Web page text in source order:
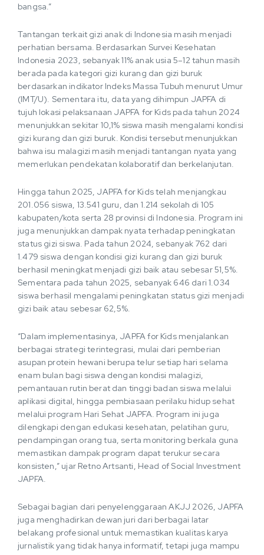
bangsa.”
Tantangan terkait gizi anak di Indonesia masih menjadi
perhatian bersama. Berdasarkan Survei Kesehatan
Indonesia 2023, sebanyak 11% anak usia 5–12 tahun masih
berada pada kategori gizi kurang dan gizi buruk
berdasarkan indikator Indeks Massa Tubuh menurut Umur
(IMT/U). Sementara itu, data yang dihimpun JAPFA di
tujuh lokasi pelaksanaan JAPFA for Kids pada tahun 2024
menunjukkan sekitar 10,1% siswa masih mengalami kondisi
gizi kurang dan gizi buruk. Kondisi tersebut menunjukkan
bahwa isu malagizi masih menjadi tantangan nyata yang
memerlukan pendekatan kolaboratif dan berkelanjutan.
Hingga tahun 2025, JAPFA for Kids telah menjangkau
201.056 siswa, 13.541 guru, dan 1.214 sekolah di 105
kabupaten/kota serta 28 provinsi di Indonesia. Program ini
juga menunjukkan dampak nyata terhadap peningkatan
status gizi siswa. Pada tahun 2024, sebanyak 762 dari
1.479 siswa dengan kondisi gizi kurang dan gizi buruk
berhasil meningkat menjadi gizi baik atau sebesar 51,5%.
Sementara pada tahun 2025, sebanyak 646 dari 1.034
siswa berhasil mengalami peningkatan status gizi menjadi
gizi baik atau sebesar 62,5%.
“Dalam implementasinya, JAPFA for Kids menjalankan
berbagai strategi terintegrasi, mulai dari pemberian
asupan protein hewani berupa telur setiap hari selama
enam bulan bagi siswa dengan kondisi malagizi,
pemantauan rutin berat dan tinggi badan siswa melalui
aplikasi digital, hingga pembiasaan perilaku hidup sehat
melalui program Hari Sehat JAPFA. Program ini juga
dilengkapi dengan edukasi kesehatan, pelatihan guru,
pendampingan orang tua, serta monitoring berkala guna
memastikan dampak program dapat terukur secara
konsisten,” ujar Retno Artsanti, Head of Social Investment
JAPFA.
Sebagai bagian dari penyelenggaraan AKJJ 2026, JAPFA
juga menghadirkan dewan juri dari berbagai latar
belakang profesional untuk memastikan kualitas karya
jurnalistik yang tidak hanya informatif, tetapi juga mampu